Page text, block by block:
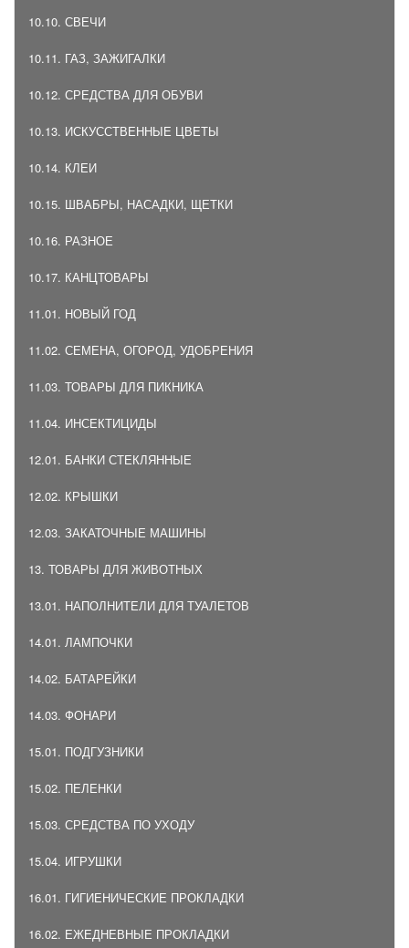
10.10. СВЕЧИ
10.11. ГАЗ, ЗАЖИГАЛКИ
10.12. СРЕДСТВА ДЛЯ ОБУВИ
10.13. ИСКУССТВЕННЫЕ ЦВЕТЫ
10.14. КЛЕИ
10.15. ШВАБРЫ, НАСАДКИ, ЩЕТКИ
10.16. РАЗНОЕ
10.17. КАНЦТОВАРЫ
11.01. НОВЫЙ ГОД
11.02. СЕМЕНА, ОГОРОД, УДОБРЕНИЯ
11.03. ТОВАРЫ ДЛЯ ПИКНИКА
11.04. ИНСЕКТИЦИДЫ
12.01. БАНКИ СТЕКЛЯННЫЕ
12.02. КРЫШКИ
12.03. ЗАКАТОЧНЫЕ МАШИНЫ
13. ТОВАРЫ ДЛЯ ЖИВОТНЫХ
13.01. НАПОЛНИТЕЛИ ДЛЯ ТУАЛЕТОВ
14.01. ЛАМПОЧКИ
14.02. БАТАРЕЙКИ
14.03. ФОНАРИ
15.01. ПОДГУЗНИКИ
15.02. ПЕЛЕНКИ
15.03. СРЕДСТВА ПО УХОДУ
15.04. ИГРУШКИ
16.01. ГИГИЕНИЧЕСКИЕ ПРОКЛАДКИ
16.02. ЕЖЕДНЕВНЫЕ ПРОКЛАДКИ